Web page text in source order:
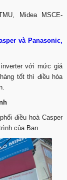
Midea MSCE-
và Panasonic,
với mức giá
tốt thì điều hòa
điều hoà Casper
của Bạn